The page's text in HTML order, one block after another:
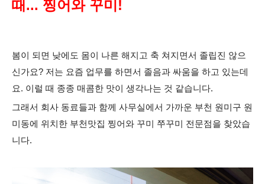
때... 찡어와 꾸미!
봄이 되면 낮에도 몸이 나른 해지고 축 쳐지면서 졸립진 않으
신가요? 저는 요즘 업무를 하면서 졸음과 싸움을 하고 있는데
요. 이럴 때 종종 매콤한 맛이 생각나는 것 같습니다.
그래서 회사 동료들과 함께 사무실에서 가까운 부천 원미구 원
미동에 위치한 부천맛집 찡어와 꾸미 쭈꾸미 전문점을 찾았습
니다.